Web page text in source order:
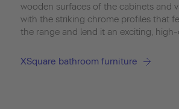
wooden surfaces of the cabinets and
with the striking chrome profiles that
the range and lend it an exciting, high-
XSquare bathroom furniture